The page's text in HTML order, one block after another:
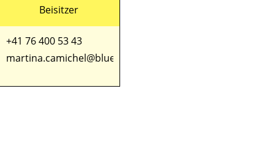
Beisitzer
+41 76 400 53 43
martina.camichel@bluewin.ch